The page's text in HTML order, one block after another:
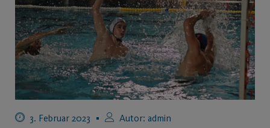
3. Februar 2023 Autor: admin